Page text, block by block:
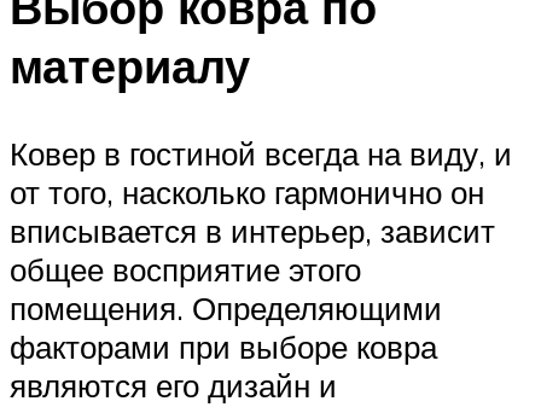
материалу
Ковер в гостиной всегда на виду, и
от того, насколько гармонично он
вписывается в интерьер, зависит
общее восприятие этого
помещения. Определяющими
факторами при выборе ковра
являются его дизайн и